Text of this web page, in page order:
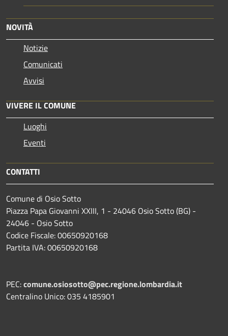
NOVITÀ
Notizie
Comunicati
Avvisi
VIVERE IL COMUNE
Luoghi
Eventi
CONTATTI
Comune di Osio Sotto
Piazza Papa Giovanni XXIII, 1 - 24046 Osio Sotto (BG) -
24046 - Osio Sotto
Codice Fiscale: 00650920168
Partita IVA: 00650920168
PEC:comune.osiosotto@pec.regione.lombardia.it
Centralino Unico: 035 4185901